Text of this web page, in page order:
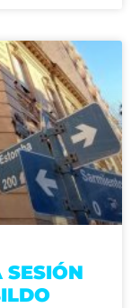
SESIÓN